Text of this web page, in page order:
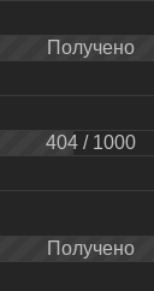
Получено
404 / 1000
Получено